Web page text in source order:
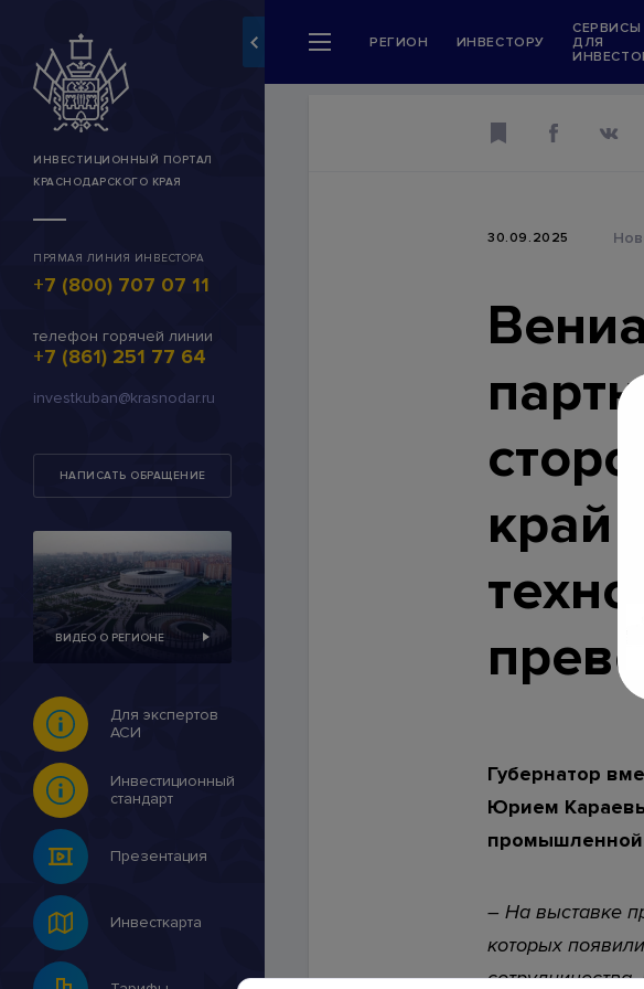
ИНВЕСТИЦИОННЫЙ ПОРТАЛ
КРАСНОДАРСКОГО КРАЯ
ПРЯМАЯ ЛИНИЯ ИНВЕСТОРА
+7 (800) 707 07 11
телефон горячей линии
+7 (861) 251 77 64
investkuban@krasnodar.ru
НАПИСАТЬ ОБРАЩЕНИЕ
ВИДЕО О РЕГИОНЕ
Для экспертов
АСИ
Инвестиционный
стандарт
Презентация
Инвесткарта
РЕГИОН ИНВЕСТОРУ
СЕРВИСЫ
ДЛЯ
30.09.2025
край
Губернатор
Юрием
промышленной
– На выставке
которых
Сервисы для инвесторов
Муниципальные инвестпорталы
Инвестиционные предложения
Личный кабинет (работает в тестовом
© 2007-2026 Инвестиционный портал